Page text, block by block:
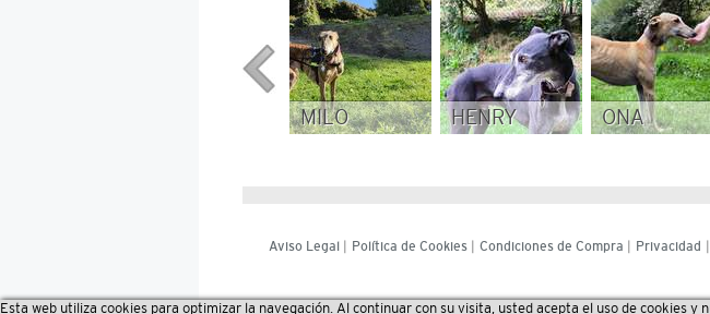
Esta web utiliza cookies para optimizar la navegación. Al continuar con su visita, usted acepta el uso de cookies y
MILO HENRY ONA
Aviso Legal Política de Cookies| Condiciones de Compra Privacidad